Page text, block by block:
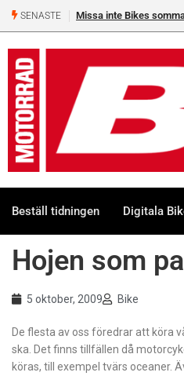
SENASTE Missa inte Bikes
Beställ tidningen Digitala
Hojen som
5 oktober, 2009 Bike
De flesta av oss föredrar att köra
ska. Det finns tillfällen då
köras, till exempel tvärs oceaner.